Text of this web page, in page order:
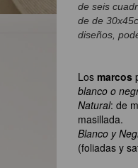
de seis
de de
diseños,
Losmarcos
blanco o
Natural: de
masillada.
Blanco y
(foliadas y